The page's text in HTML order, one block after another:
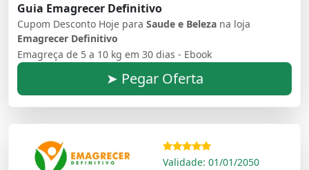
Guia Emagrecer Definitivo
Cupom Desconto Hoje para Saude e Beleza na loja
Emagrecer Definitivo
Emagreça de 5 a 10 kg em 30 dias - Ebook
➤ Pegar Oferta
Validade: 01/01/2050